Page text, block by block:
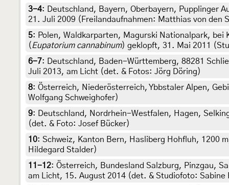
3-4:
Deutschland, Bayern, Oberbayern, Pupplinger
21. Juli 2009 (Freilandaufnahmen: Matthias von den
5: Polen, Waldkarparten, Magurski Nationalpark, bei
( Eupatorium cannabinum) geklopft, 31. Mai 2011
6-7:
Deutschland, Baden-Württemberg, 88281
Juli 2013, am Licht (det. & Fotos: Jörg Döring)
8: Österreich, Niederösterreich, Ybbstaler Alpen,
Wolfgang Schweighofer)
9:
Deutschland, Nordrhein-Westfalen, Hagen,
(det. & Foto: Josef Bücker)
10: Schweiz, Kanton Bern, Hasliberg Hohfluh, 1200
Hildegard Stalder)
11-12: Österreich, Bundesland Salzburg, Pinzgau,
am Licht, 15. August 2014 (det. & Studiofoto: Sabine